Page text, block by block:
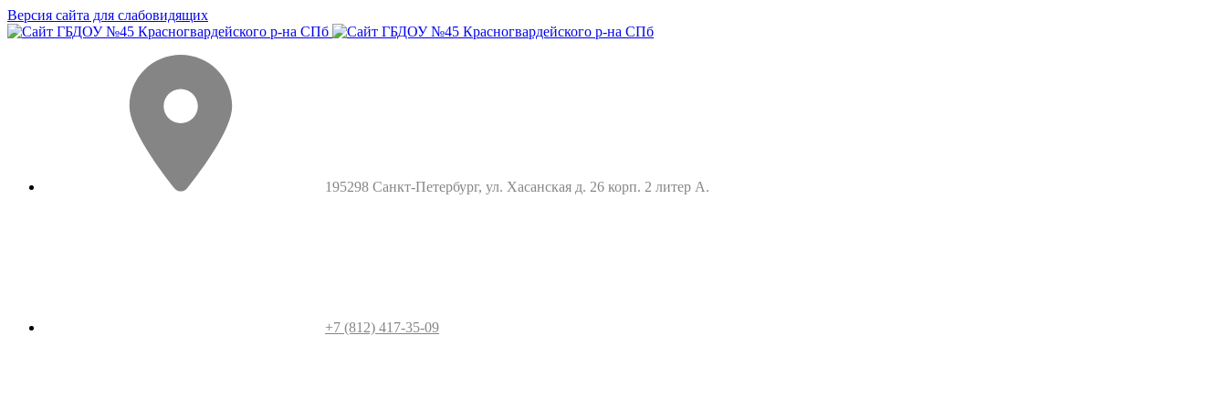
Версия сайта для слабовидящих
195298 Санкт-Петербург, ул. Хасанская д. 26 корп. 2 литер А.
+7 (812) 417-35-09